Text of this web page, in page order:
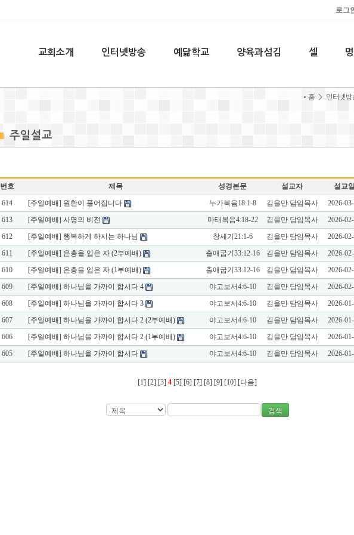
로그
교회소개 인터넷방송 예닮학교 양육과섬김 셀
주일설교
•홈 > 인터넷
번호 제목 성경본문 설교자 설교일
614
[주일예배] 원한이 풀어집니다 누가복음18:1-8 김을만 담임목사 2026-
613
[주일예배] 사명의 비전 마태복음4:18-22 김을만 담임목사 2026-
612
[주일예배] 행복하게 하시는 하나님 창세기21:1-6 김을만 담임목사 2026-
611
[주일예배] 은총을 입은 자 (2부예배) 출애굽기33:12-16 김을만 담임목사 2026-
610
[주일예배] 은총을 입은 자 (1부예배) 출애굽기33:12-16 김을만 담임목사 2026-
609
[주일예배] 하나님을 가까이 합시다 4 야고보서4:6-10 김을만 담임목사 2026-
608
[주일예배] 하나님을 가까이 합시다 3 야고보서4:6-10 김을만 담임목사 2026-
607
[주일예배] 하나님을 가까이 합시다 2 (2부예배) 야고보서4:6-10 김을만 담임목사 2026-
606
[주일예배] 하나님을 가까이 합시다 2 (1부예배) 야고보서4:6-10 김을만 담임목사 2026-
605
[주일예배] 하나님을 가까이 합시다 야고보서4:6-10 김을만 담임목사 2026-
[1] [2] [3] 4 [5] [6] [7] [8] [9] [10] [다음]
검색